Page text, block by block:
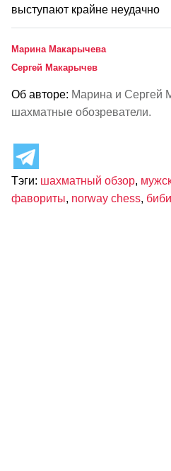
выступают крайне неудачно
Марина Макарычева
Сергей Макарычев
Об авторе: Марина и Сергей
шахматные обозреватели.
Тэги: шахматный обзор,
фавориты, norway chess,